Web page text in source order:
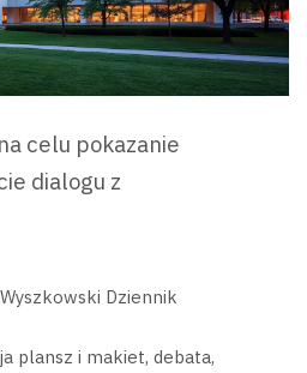
celu pokazanie
dialogu z
Dziennik
plansz i makiet, debata,